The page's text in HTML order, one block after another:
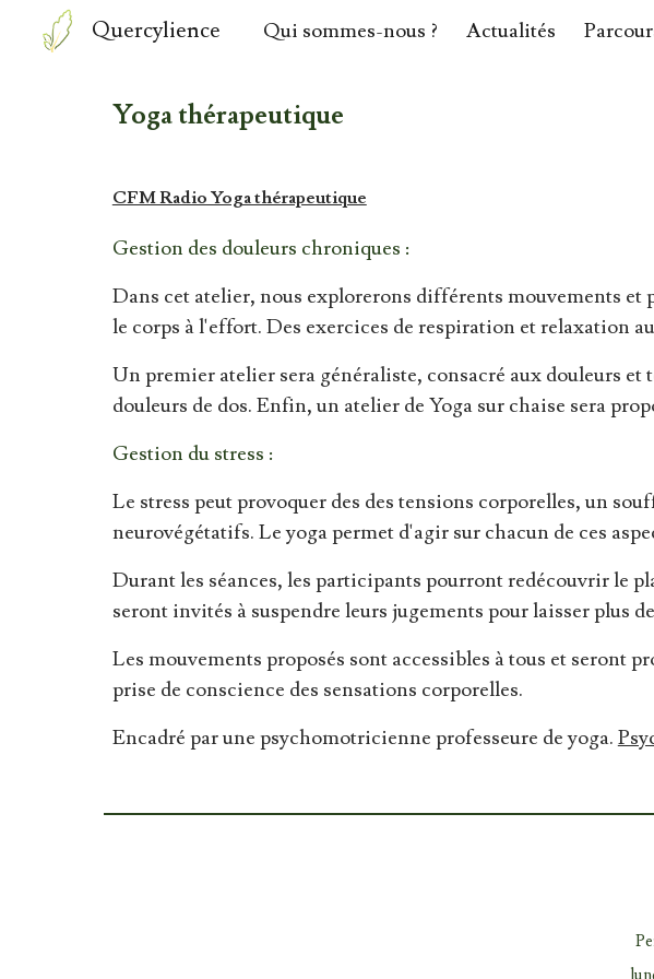
Skip to main content
Quercylience Qui sommes-nous ? Actualités
Yoga thérapeutique
CFM Radio Yoga thérapeutique
Gestion des douleurs chroniques :
Dans cet atelier, nous explorerons différents mouvements
le corps à l'effort. Des exercices de respiration et relaxation
Un premier atelier sera généraliste, consacré aux douleurs
douleurs de dos. Enfin, un atelier de Yoga sur chaise sera
Gestion du stress :
Le stress peut provoquer des des tensions corporelles, un
neurovégétatifs. Le yoga permet d'agir sur chacun de ces
Durant les séances, les participants pourront redécouvrir le
seront invités à suspendre leurs jugements pour laisser plus
Les mouvements proposés sont accessibles à tous et seront
prise de conscience des sensations corporelles.
Encadré par une psychomotricienne professeure de yoga.